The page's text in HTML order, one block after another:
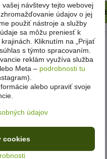
sklade
€
návštevy tejto webovej
údajov o jej
použiť nástroje a služby
sa môžu preniesť k
Kliknutím na „Prijať
s týmto spracovaním.
reklám využíva služba
Meta – podrobnosti tu
alebo upraviť svoje
údajov
cookies